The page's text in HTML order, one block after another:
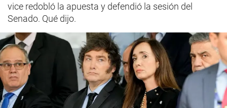
vice redobló la apuesta y defendió la sesión del
Senado. Qué dijo.